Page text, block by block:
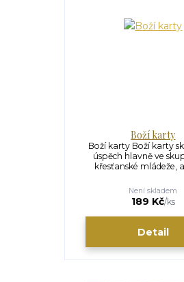
Boží karty
Boží karty Boží karty
úspěch hlavně ve
křesťanské mládeže,
189 Kč/ks
Není skladem
Detail